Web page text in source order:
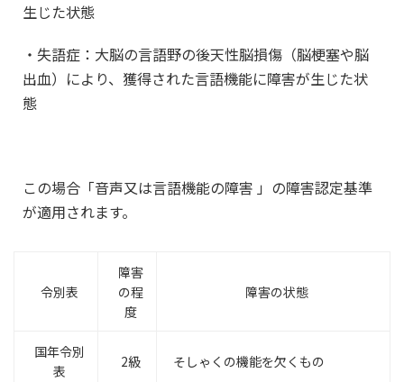
生じた状態
・失語症：大脳の言語野の後天性脳損傷（脳梗塞や脳
出血）により、獲得された言語機能に障害が生じた状
態
この場合「音声又は言語機能の障害 」の障害認定基準
が適用されます。
令別表
障害
の程
度
障害の状態
国年令別
表
2級 そしゃくの機能を欠くもの